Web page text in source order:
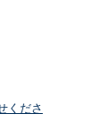
くださ